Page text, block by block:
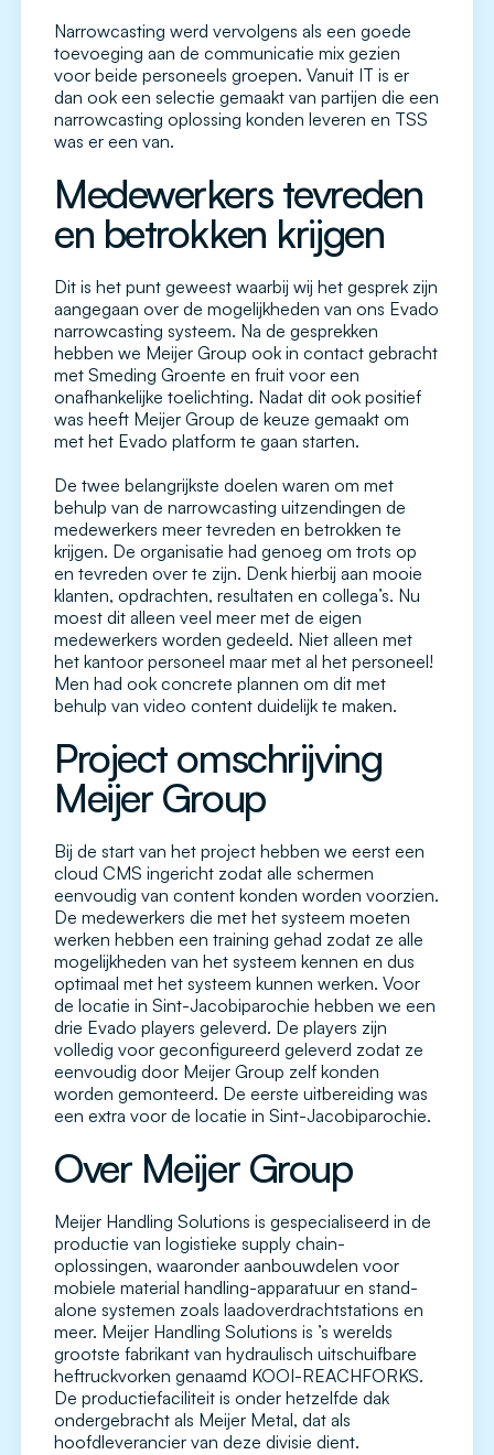
Narrowcasting werd vervolgens als een goede
toevoeging aan de communicatie mix gezien
voor beide personeels groepen. Vanuit IT is er
dan ook een selectie gemaakt van partijen die een
narrowcasting oplossing konden leveren en TSS
was er een van.
Medewerkers tevreden
en betrokken krijgen
Dit is het punt geweest waarbij wij het gesprek zijn
aangegaan over de mogelijkheden van ons Evado
narrowcasting systeem. Na de gesprekken
hebben we Meijer Group ook in contact gebracht
met Smeding Groente en fruit voor een
onafhankelijke toelichting. Nadat dit ook positief
was heeft Meijer Group de keuze gemaakt om
met het Evado platform te gaan starten.
De twee belangrijkste doelen waren om met
behulp van de narrowcasting uitzendingen de
medewerkers meer tevreden en betrokken te
krijgen. De organisatie had genoeg om trots op
en tevreden over te zijn. Denk hierbij aan mooie
klanten, opdrachten, resultaten en collega’s. Nu
moest dit alleen veel meer met de eigen
medewerkers worden gedeeld. Niet alleen met
het kantoor personeel maar met al het personeel!
Men had ook concrete plannen om dit met
behulp van video content duidelijk te maken.
Project omschrijving
Meijer Group
Bij de start van het project hebben we eerst een
cloud CMS ingericht zodat alle schermen
eenvoudig van content konden worden voorzien.
De medewerkers die met het systeem moeten
werken hebben een training gehad zodat ze alle
mogelijkheden van het systeem kennen en dus
optimaal met het systeem kunnen werken. Voor
de locatie in Sint-Jacobiparochie hebben we een
drie Evado players geleverd. De players zijn
volledig voor geconfigureerd geleverd zodat ze
eenvoudig door Meijer Group zelf konden
worden gemonteerd. De eerste uitbereiding was
een extra voor de locatie in Sint-Jacobiparochie.
Over Meijer Group
Meijer Handling Solutions is gespecialiseerd in de
productie van logistieke supply chain-
oplossingen, waaronder aanbouwdelen voor
mobiele material handling-apparatuur en stand-
alone systemen zoals laadoverdrachtstations en
meer. Meijer Handling Solutions is ’s werelds
grootste fabrikant van hydraulisch uitschuifbare
heftruckvorken genaamd KOOI-REACHFORKS.
De productiefaciliteit is onder hetzelfde dak
ondergebracht als Meijer Metal, dat als
hoofdleverancier van deze divisie dient.